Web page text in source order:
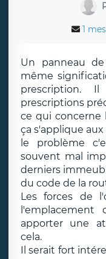
1
Un panneau
même
prescription.
prescriptions
ce qui concerne
ça s'applique
le problème
souvent mal
derniers
du code de la
Les forces de
l'emplacement
apporter une
cela.
Il serait fort